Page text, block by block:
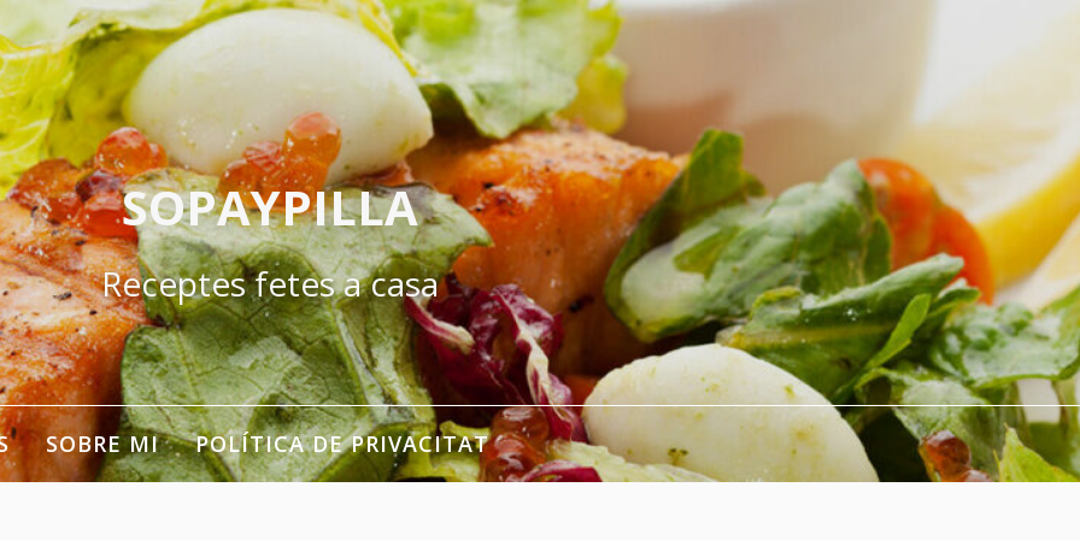
SOPAYPILLA
Receptes fetes a casa
SOBRE MI POLÍTICA DE PRIVACITAT